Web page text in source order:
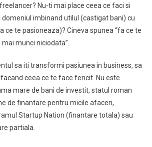
Nu-ti mai place ceea ce faci si
imbinand utilul (castigat bani) cu
ce te pasioneaza)? Cineva spunea “fa ce te
munci niciodata”.
sa iti transformi pasiunea in business, sa
ceea ce te face fericit. Nu este
mare de bani de investit, statul roman
de finantare pentru micile afaceri,
Startup Nation (finantare totala) sau
partiala.